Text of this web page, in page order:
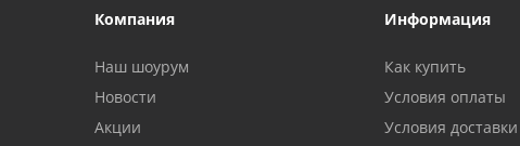
Компания
Наш шоурум
Новости
Акции
Информация
Как купить
Условия оплаты
Условия доставки